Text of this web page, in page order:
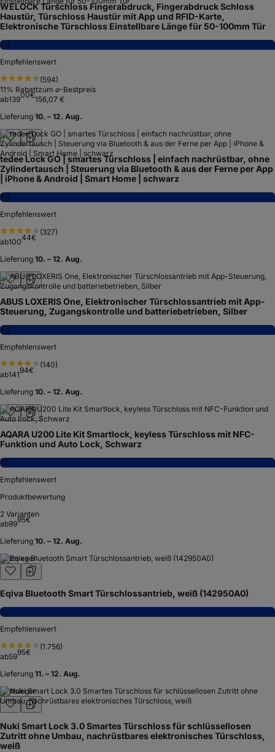
WELOCK Türschloss Fingerabdruck, Fingerabdruck Schloss
Haustür, Türschloss Haustür mit App und RFID-Karte,
Elektronische Türschloss Einstellbare Länge für 50-100mm Tür
7,4
Empfehlenswert
(594)
11% Rabattzum ⌀-Bestpreis
ab13900€156,07 €
Lieferung 10. – 12. Aug.
tedee Lock GO | smartes Türschloss | einfach nachrüstbar, ohne
Zylindertausch | Steuerung via Bluetooth & aus der Ferne per App
| iPhone & Android | Smart Home | schwarz
7,4
Empfehlenswert
(327)
ab10044€
Lieferung 10. – 12. Aug.
ABUS LOXERIS One, Elektronischer Türschlossantrieb mit App-
Steuerung, Zugangskontrolle und batteriebetrieben, Silber
7,4
Empfehlenswert
(140)
ab14194€
Lieferung 10. – 12. Aug.
AQARA U200 Lite Kit Smartlock, keyless Türschloss mit NFC-
Funktion und Auto Lock, Schwarz
7,6
Empfehlenswert
Produktbewertung
2 Varianten
ab9995€
Lieferung 10. – 12. Aug.
Testsieger
Eqiva Bluetooth Smart Türschlossantrieb, weiß (142950A0)
7,1
Empfehlenswert
(1.756)
ab5995€
Lieferung 11. – 12. Aug.
Testsieger
Nuki Smart Lock 3.0 Smartes Türschloss für schlüssellosen
Zutritt ohne Umbau, nachrüstbares elektronisches Türschloss,
weiß